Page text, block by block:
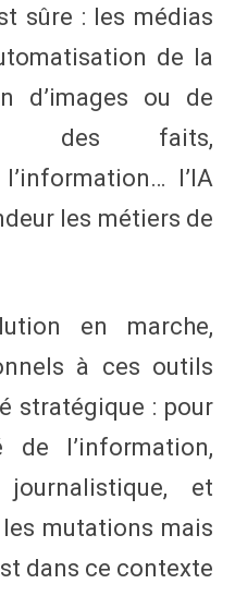
sûre : les médias
de la
d’images ou de
des faits,
l’IA
les métiers de
en marche,
à ces outils
stratégique : pour
l’information,
journalistique, et
mutations mais
dans ce contexte